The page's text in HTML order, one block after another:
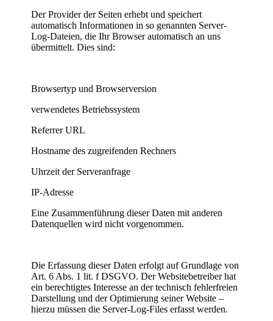
Der Provider der Seiten erhebt und speichert
automatisch Informationen in so genannten Server-
Log-Dateien, die Ihr Browser automatisch an uns
übermittelt. Dies sind:
Browsertyp und Browserversion
verwendetes Betriebssystem
Referrer URL
Hostname des zugreifenden Rechners
Uhrzeit der Serveranfrage
IP-Adresse
Eine Zusammenführung dieser Daten mit anderen
Datenquellen wird nicht vorgenommen.
Die Erfassung dieser Daten erfolgt auf Grundlage von
Art. 6 Abs. 1 lit. f DSGVO. Der Websitebetreiber hat
ein berechtigtes Interesse an der technisch fehlerfreien
Darstellung und der Optimierung seiner Website –
hierzu müssen die Server-Log-Files erfasst werden.